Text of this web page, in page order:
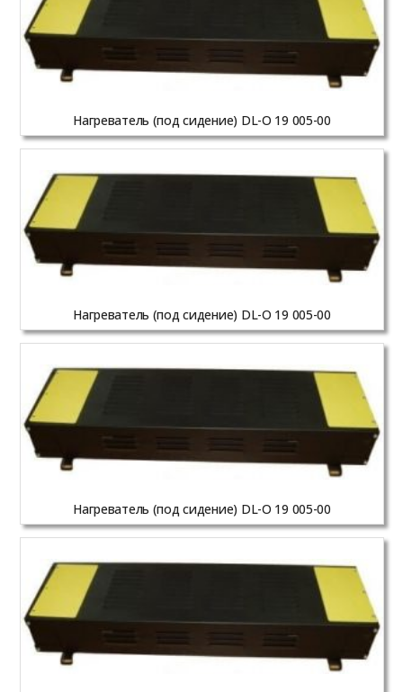
Нагреватель (под сидение) DL-O 19 005-00
Нагреватель (под сидение) DL-O 19 005-00
Нагреватель (под сидение) DL-O 19 005-00